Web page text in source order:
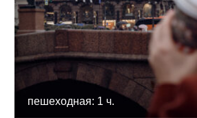
пешеходная: 1 ч.